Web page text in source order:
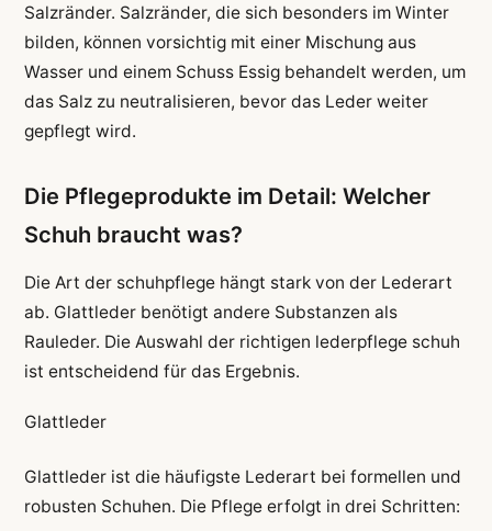
Salzränder. Salzränder, die sich besonders im Winter
bilden, können vorsichtig mit einer Mischung aus
Wasser und einem Schuss Essig behandelt werden, um
das Salz zu neutralisieren, bevor das Leder weiter
gepflegt wird.
Die Pflegeprodukte im Detail: Welcher
Schuh braucht was?
Die Art der schuhpflege hängt stark von der Lederart
ab. Glattleder benötigt andere Substanzen als
Rauleder. Die Auswahl der richtigen lederpflege schuh
ist entscheidend für das Ergebnis.
Glattleder
Glattleder ist die häufigste Lederart bei formellen und
robusten Schuhen. Die Pflege erfolgt in drei Schritten: